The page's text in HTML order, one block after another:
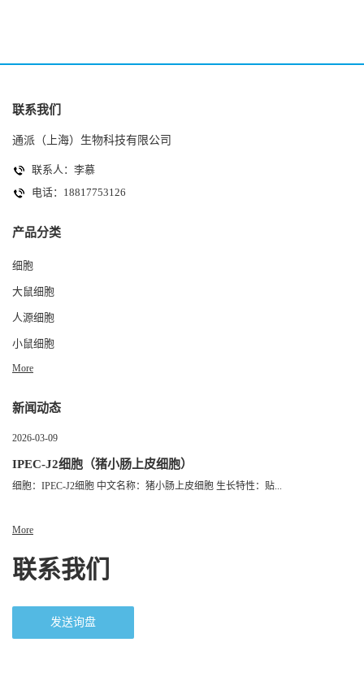
联系我们
通派（上海）生物科技有限公司
联系人：李慕
电话：18817753126
产品分类
细胞
大鼠细胞
人源细胞
小鼠细胞
More
新闻动态
2026-03-09
IPEC-J2细胞（猪小肠上皮细胞）
细胞：IPEC-J2细胞 中文名称：猪小肠上皮细胞 生长特性：贴...
More
联系我们
发送询盘